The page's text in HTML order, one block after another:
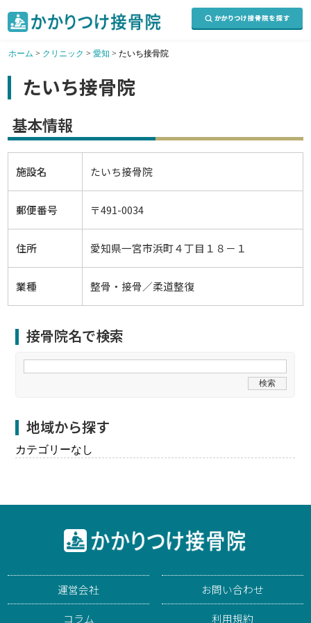
ホーム > クリニック > 愛知 > たいち接骨院
たいち接骨院
基本情報
施設名 たいち接骨院
郵便番号 〒491-0034
住所 愛知県一宮市浜町４丁目１８－１
業種 整骨・接骨／柔道整復
接骨院名で検索
地域から探す
カテゴリーなし
運営会社
コラム
お問い合わせ
利用規約